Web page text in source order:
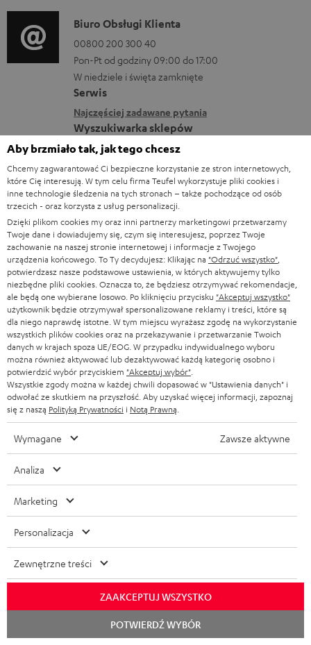
r
a
n
i
a
c
j
e
o
w
y
s
y
ł
c
e
o
r
m
a
c
j
e
o
t
y
c
z
ą
c
e
g
w
a
r
a
n
j
i
D
a
n
e
k
o
n
t
a
k
t
o
w
e
Biuro Obsługi Klienta
00800 200 300 40
Pon-Pt od godziny 09:00 do 17:00
W niedziele i święta zamknięte
Serwis
Najczęściej zadawane pytania
Wyszukiwarka sklepów
Poznaj nasze produkty na żywo i zaufaj naszym
profesjonalnym doradcom.
Podgląd
1Ważny do 15.08.2026 do godziny 23:59.Nie ważny na zakupy dokonane w
przeszłości. Wypłata wartości kodu rabatowego w gotówce nie jest
możliwa. Kod rabatowy obowiązuje tylko dla klientów prywatnych. Nie
może zostać zrealizowany w połączeniu z innymi kodami rabatowymi.
Sprzedaż kodów rabatowych jest zabroniona. Kod rabatowy traci ważność
w momencie sprzedaży. Dokładne informacje znajdziesz w naszychOWH.
Testuj przez 8 tygodni
Aby brzmiało tak, jak tego chcesz
Chcemy zagwarantować Ci bezpieczne korzystanie ze stron internetowych,
które Cię interesują. W tym celu firma Teufel wykorzystuje pliki cookies i
inne technologie śledzenia na tych stronach – także pochodzące od osób
trzecich - oraz korzysta z usług personalizacji.
Dzięki plikom cookies my oraz inni partnerzy marketingowi przetwarzamy
Twoje dane i dowiadujemy się, czym się interesujesz, poprzez Twoje
zachowanie na naszej stronie internetowej i informacje z Twojego
urządzenia końcowego. To Ty decydujesz: Klikając na "Odrzuć wszystko"
potwierdzasz nasze podstawowe ustawienia, w których aktywujemy tylko
niezbędne pliki cookies. Oznacza to, że będziesz otrzymywać rekomendacje,
ale będą one wybierane losowo. Po kliknięciu przycisku "Akceptuj wszystko"
użytkownik będzie otrzymywał spersonalizowane reklamy i treści, które są
dla niego naprawdę istotne. W tym miejscu wyrażasz zgodę na wykorzystanie
wszystkich plików cookies oraz na przekazywanie i przetwarzanie Twoich
danych w krajach spoza UE/EOG. W przypadku indywidualnego wyboru
można również aktywować lub dezaktywować każdą kategorię osobno i
potwierdzić wybór przyciskiem "Akceptuj wybór"
Wszystkie zgody można w każdej chwili dopasować w "Ustawienia danych" i
odwołać ze skutkiem na przyszłość. Aby uzyskać więcej informacji, zapoznaj
się z naszą Polityką Prywatności i Notą Prawną
Wymagane Zawsze aktywne
Analiza
Marketing
Personalizacja
Zewnętrzne treści
ZAAKCEPTUJ WSZYSTKO
POTWIERDŹ WYBÓR